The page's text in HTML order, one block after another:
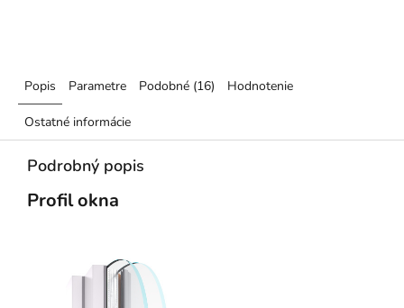
Popis Parametre Podobné (16) Hodnotenie
Ostatné informácie
Podrobný popis
Profil okna